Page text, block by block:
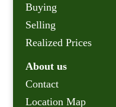
Buying
Selling
Realized Prices
About us
Contact
Location Map